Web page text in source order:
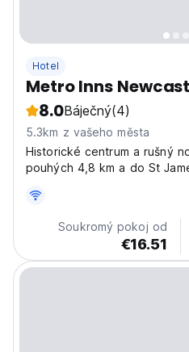
Hotel
Metro Inns
8.0Báječný(4)
5.3km z vašeho města
Historické centrum a rušný
pouhých 4,8 km a do St
Soukromý pokoj od
€16.51